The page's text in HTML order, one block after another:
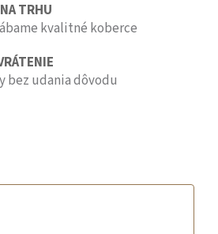
TRHU
kvalitné koberce
bez udania dôvodu